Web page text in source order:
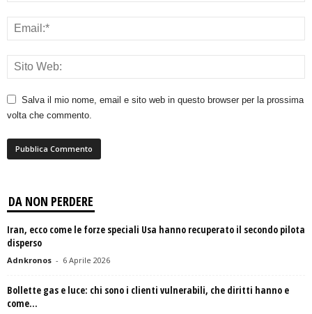
Salva il mio nome, email e sito web in questo browser per la prossima
volta che commento.
DA NON PERDERE
Iran, ecco come le forze speciali Usa hanno recuperato il secondo pilota
disperso
Adnkronos - 6 Aprile 2026
Bollette gas e luce: chi sono i clienti vulnerabili, che diritti hanno e
come...